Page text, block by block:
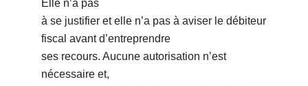
Elle n’a pas
à se justifier et elle n’a pas à aviser le débiteur
fiscal avant d’entreprendre
ses recours. Aucune autorisation n’est
nécessaire et,